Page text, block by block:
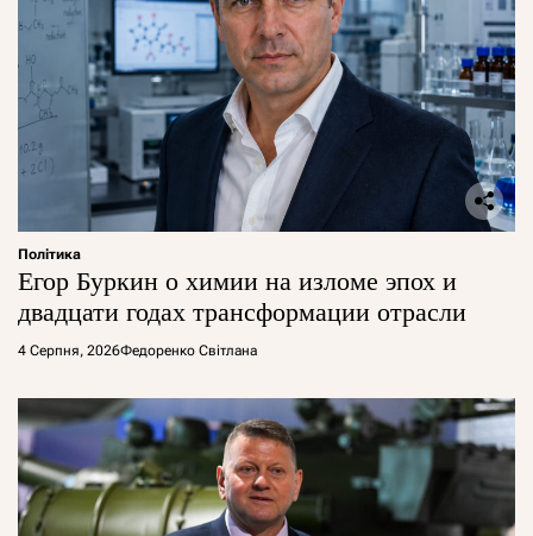
Політика
Егор Буркин о химии на изломе эпох и
двадцати годах трансформации отрасли
4 Серпня, 2026Федоренко Світлана